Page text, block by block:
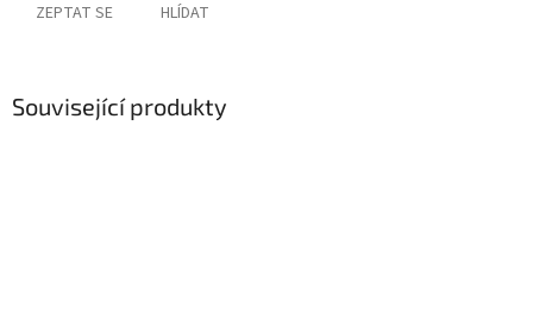
ZEPTAT SE HLÍDAT
Související produkty